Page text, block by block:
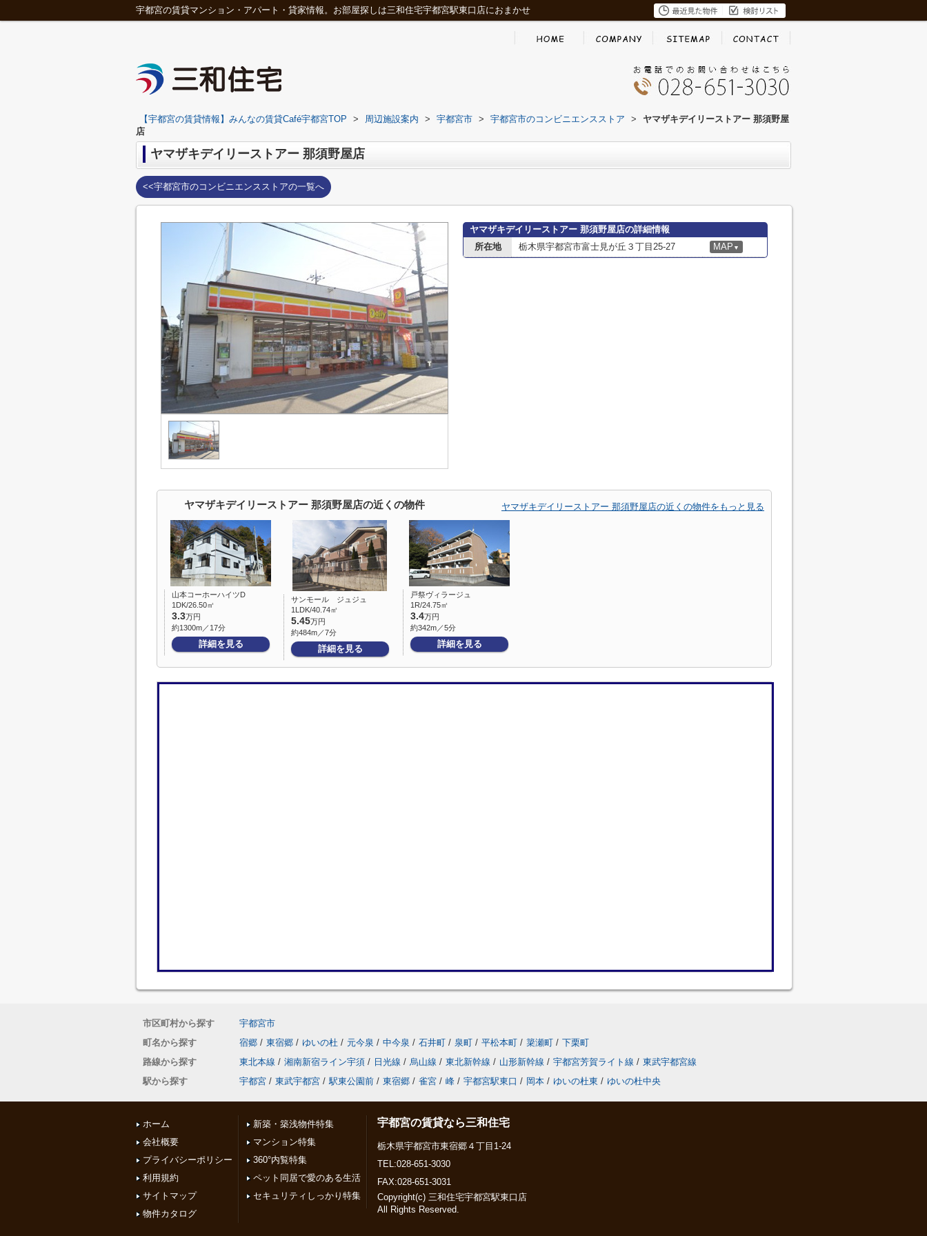
宇都宮の賃貸マンション・アパート・貸家情報。お部屋探しは三和住宅宇都宮駅東口店におまかせ
【宇都宮の賃貸情報】みんなの賃貸Café宇都宮TOP > 周辺施設案内 > 宇都宮市 > 宇都宮市のコンビニエンスストア >
ヤマザキデイリーストアー 那須野屋
店
ヤマザキデイリーストアー 那須野屋店
<<宇都宮市のコンビニエンスストアの一覧へ
ヤマザキデイリーストアー 那須野屋店の詳細情報
所在地
栃木県宇都宮市富士見が丘３丁目25-27 MAP ▼
ヤマザキデイリーストアー 那須野屋店の近くの物件 ヤマザキデイリーストアー 那須野屋店の近くの物件をもっと見る
山本コーホーハイツD
1DK/26.50㎡
3.3万円
約1300m／17分
詳細を見る
サンモール ジュジュ
1LDK/40.74㎡
5.45万円
約484m／7分
詳細を見る
戸祭ヴィラージュ
1R/24.75㎡
3.4万円
約342m／5分
詳細を見る
市区町村から探す
宇都宮市
町名から探す
宿郷 / 東宿郷 / ゆいの杜 / 元今泉 / 中今泉 / 石井町 / 泉町 / 平松本町 / 簗瀬町 / 下栗町
路線から探す
東北本線 / 湘南新宿ライン宇須 / 日光線 / 烏山線 / 東北新幹線 / 山形新幹線 / 宇都宮芳賀ライト線 / 東武宇都宮線
駅から探す
宇都宮 / 東武宇都宮 / 駅東公園前 / 東宿郷 / 雀宮 / 峰 / 宇都宮駅東口 / 岡本 / ゆいの杜東 / ゆいの杜中央
ホーム
会社概要
プライバシーポリシー
利用規約
サイトマップ
物件カタログ
新築・築浅物件特集
マンション特集
360°内覧特集
ペット同居で愛のある生活
セキュリティしっかり特集
宇都宮の賃貸なら三和住宅
栃木県宇都宮市東宿郷４丁目1-24
TEL:028-651-3030
FAX:028-651-3031
Copyright(c) 三和住宅宇都宮駅東口店
All Rights Reserved.